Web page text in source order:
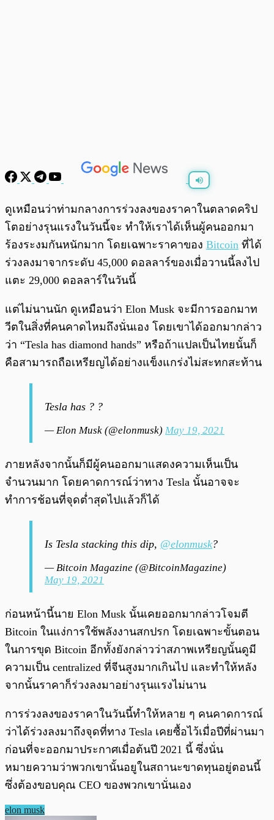
พร้อมเล่น 0:00
ดูเหมือนว่าท่ามกลางการร่วงลงของราคาในตลาดคริป
โตอย่างรุนแรงในวันนี้จะ ทำให้เราได้เห็นผู้คนออกมา
ร้องระงมกันหนักมาก โดยเฉพาะราคาของ Bitcoin ที่ได้
ร่วงลงมาจากระดับ 45,000 ดอลลาร์ของเมื่อวานนี้ลงไป
แตะ 29,000 ดอลลาร์ในวันนี้
แต่ไม่นานนัก ดูเหมือนว่า Elon Musk จะมีการออกมาท
วีตในสิ่งที่คนคาดไหมถึงนั่นเอง โดยเขาได้ออกมากล่าว
ว่า “Tesla has diamond hands” หรือถ้าแปลเป็นไทยนั้นก็
คือสามารถถือเหรียญได้อย่างแข็งแกร่งไม่สะทกสะท้าน
Tesla has ? ?
— Elon Musk (@elonmusk) May 19, 2021
ภายหลังจากนั้นก็มีผู้คนออกมาแสดงความเห็นเป็น
จำนวนมาก โดยคาดการณ์ว่าทาง Tesla นั้นอาจจะ
ทำการช้อนที่จุดต่ำสุดไปแล้วก็ได้
Is Tesla stacking this dip, @elonmusk?
— Bitcoin Magazine (@BitcoinMagazine)
May 19, 2021
ก่อนหน้านี้นาย Elon Musk นั้นเคยออกมากล่าวโจมตี
Bitcoin ในแง่การใช้พลังงานสกปรก โดยเฉพาะขั้นตอน
ในการขุด Bitcoin อีกทั้งยังกล่าวว่าสภาพเหรียญนั้นดูมี
ความเป็น centralized ที่จีนสูงมากเกินไป และทำให้หลัง
จากนั้นราคาก็ร่วงลงมาอย่างรุนแรงไม่นาน
การร่วงลงของราคาในวันนี้ทำให้หลาย ๆ คนคาดการณ์
ว่าได้ร่วงลงมาถึงจุดที่ทาง Tesla เคยซื้อไว้เมื่อปีที่ผ่านมา
ก่อนที่จะออกมาประกาศเมื่อต้นปี 2021 นี้ ซึ่งนั่น
หมายความว่าพวกเขานั้นอยูในสถานะขาดทุนอยู่ตอนนี้
ซึ่งต้องขอบคุณ CEO ของพวกเขานั่นเอง
elon musk